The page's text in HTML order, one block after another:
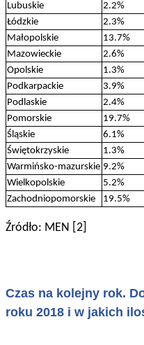
Lubuskie
2.2%
Łódzkie
2.3%
Małopolskie
13.7%
Mazowieckie
2.6%
Opolskie
1.3%
Podkarpackie
3.9%
Podlaskie
2.4%
Pomorskie
19.7%
Śląskie
6.1%
Świętokrzyskie
1.3%
Warmińsko-mazurskie 9.2%
Wielkopolskie
5.2%
Zachodniopomorskie
19.5%
Źródło: MEN [2]
Czas na kolejny rok.
roku 2018 i w jakich